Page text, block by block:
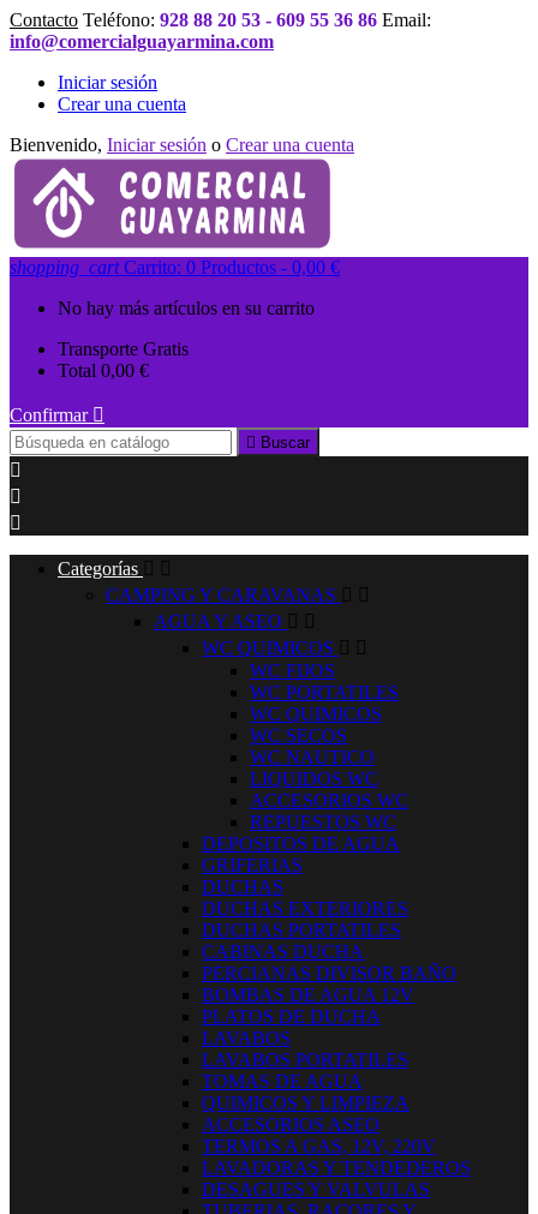
Contacto Teléfono: 928 88 20 53 - 609 55 36 86 Email:
info@comercialguayarmina.com
Iniciar sesión
Crear una cuenta
Bienvenido, Iniciar sesión o Crear una cuenta
shopping_cart Carrito: 0 Productos - 0,00 €
No hay más artículos en su carrito
Transporte Gratis
Total 0,00 €
Confirmar 
 Buscar



Categorías  
CAMPING Y CARAVANAS  
AGUA Y ASEO  
WC QUIMICOS  
WC FIJOS
WC PORTATILES
WC QUIMICOS
WC SECOS
WC NAUTICO
LIQUIDOS WC
ACCESORIOS WC
REPUESTOS WC
DEPOSITOS DE AGUA
GRIFERIAS
DUCHAS
DUCHAS EXTERIORES
DUCHAS PORTATILES
CABINAS DUCHA
PERCIANAS DIVISOR BAÑO
BOMBAS DE AGUA 12V
PLATOS DE DUCHA
LAVABOS
LAVABOS PORTATILES
TOMAS DE AGUA
QUIMICOS Y LIMPIEZA
ACCESORIOS ASEO
TERMOS A GAS, 12V, 220V
LAVADORAS Y TENDEDEROS
DESAGUES Y VALVULAS